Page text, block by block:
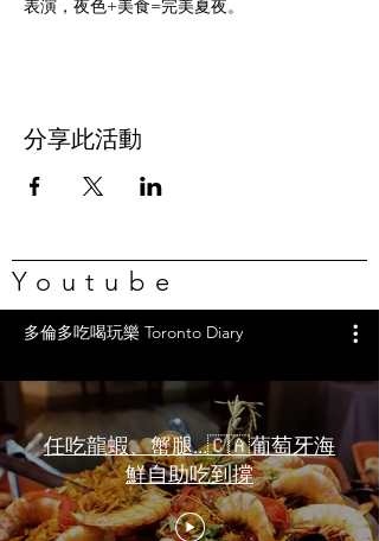
表演，夜色+美食=完美夏夜。
分享此活動
Youtube
多倫多吃喝玩樂 Toronto Diary
任吃龍蝦、蟹腿…🇨🇦葡萄牙海
鮮自助吃到撐